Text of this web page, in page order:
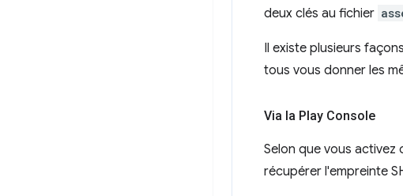
deux clés au fichier
Il existe plusieurs
tous vous donner les
Via la Play Console
Selon que vous activez
récupérer l'empreinte